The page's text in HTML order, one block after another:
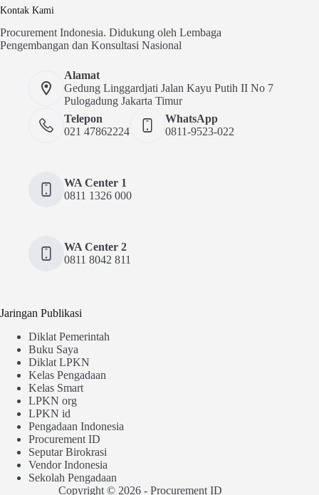
Kontak Kami
Procurement Indonesia. Didukung oleh Lembaga
Pengembangan dan Konsultasi Nasional
Alamat
Gedung Linggardjati Jalan Kayu Putih II No 7
Pulogadung Jakarta Timur
Telepon
021 47862224
WhatsApp
0811-9523-022
WA Center 1
0811 1326 000
WA Center 2
0811 8042 811
Jaringan Publikasi
Diklat Pemerintah
Buku Saya
Diklat LPKN
Kelas Pengadaan
Kelas Smart
LPKN org
LPKN id
Pengadaan Indonesia
Procurement ID
Seputar Birokrasi
Vendor Indonesia
Sekolah Pengadaan
Copyright © 2026 - Procurement ID